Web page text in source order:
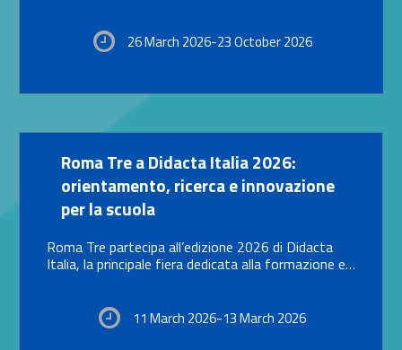
26 March 2026-23 October 2026
Link identifier #identifier__183208-14
Roma Tre a Didacta Italia 2026:
orientamento, ricerca e innovazione
per la scuola
Roma Tre partecipa all’edizione 2026 di Didacta
Italia, la principale fiera dedicata alla formazione e…
11 March 2026-13 March 2026